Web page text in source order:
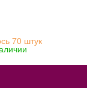
70 штук